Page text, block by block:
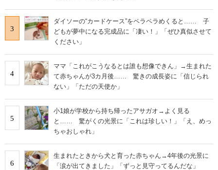
3
ダイソーの“カードケース”をペラペラめくると…… 子
どもが夢中になる完成品に「凄い！」「ぜひ真似させて
ください」
4
ママ「これがこうなるとは誰も想像できん」→生まれた
て赤ちゃんが3カ月後…… 驚きの成長姿に「信じられ
ない」「ただの天使か」
5
小1娘が学校から持ち帰ったアサガオ→よく見る
と…… 驚がくの光景に「これは珍しい！」「え、めっ
ちゃおしゃれ」
6
生まれたときから犬と育った赤ちゃん→4年後の光景に
「涙が出てきました」「ずっと見守ってるんだな」